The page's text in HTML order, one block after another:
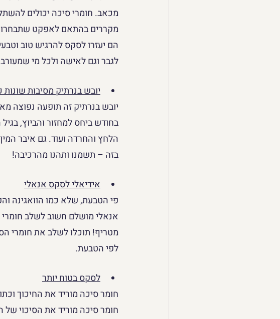
מכאב. חומרי סיכה יכולים
מקררים בהתאם לאפקט שתבחרו,
הם יעזרו לסקס להרגיש טוב
לגבר וגם לאישה ולכל מי
יובש בנרתיק מסיבות שונות
יובש בנרתיק זה תופעה נפוצה
בחודש ביחס למחזור והביוץ,
הלחץ והחרדה ועוד. גם איבר
בזה – תשמנו ותהנו מהרכיבה!
אידיאלי לסקס אנאלי
פי הטבעת, שלא כמו הוואגינה
אנאלי מושלם חשוב לשלב חומרי
מטריף! תוכלו לשלב את חומרי
לפי הטבעת.
לסקס בטוח יותר
חומר סיכה מוריד את החיכוך
חומר סיכה מוריד את הסיכוי של